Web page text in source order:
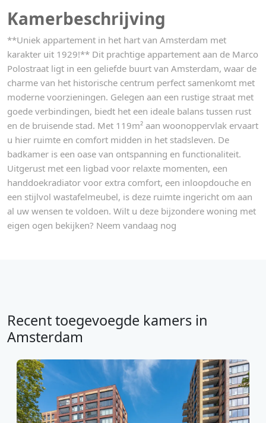
Kamerbeschrijving
**Uniek appartement in het hart van Amsterdam met
karakter uit 1929!** Dit prachtige appartement aan de Marco
Polostraat ligt in een geliefde buurt van Amsterdam, waar de
charme van het historische centrum perfect samenkomt met
moderne voorzieningen. Gelegen aan een rustige straat met
goede verbindingen, biedt het een ideale balans tussen rust
en de bruisende stad. Met 119m² aan woonoppervlak ervaart
u hier ruimte en comfort midden in het stadsleven. De
badkamer is een oase van ontspanning en functionaliteit.
Uitgerust met een ligbad voor relaxte momenten, een
handdoekradiator voor extra comfort, een inloopdouche en
een stijlvol wastafelmeubel, is deze ruimte ingericht om aan
al uw wensen te voldoen. Wilt u deze bijzondere woning met
eigen ogen bekijken? Neem vandaag nog
Recent toegevoegde kamers in
Amsterdam